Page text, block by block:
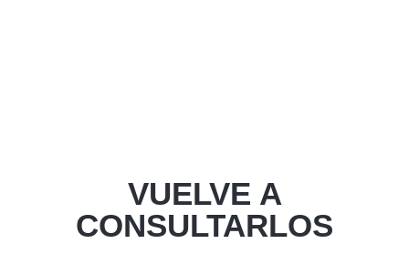
VUELVE A
CONSULTARLOS